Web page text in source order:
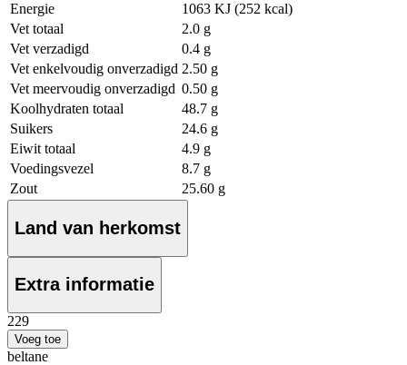
Energie
1063 KJ (252 kcal)
Vet totaal
2.0 g
Vet verzadigd
0.4 g
Vet enkelvoudig onverzadigd 2.50 g
Vet meervoudig onverzadigd 0.50 g
Koolhydraten totaal
48.7 g
Suikers
24.6 g
Eiwit totaal
4.9 g
Voedingsvezel
8.7 g
Zout
25.60 g
Land van herkomst
Extra informatie
229
Voeg toe
beltane